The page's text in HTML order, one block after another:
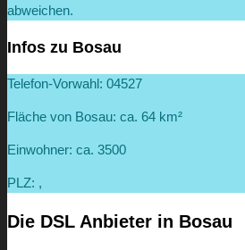
abweichen.
Infos zu Bosau
Telefon-Vorwahl: 04527
Fläche von Bosau: ca. 64 km²
Einwohner: ca. 3500
PLZ: ,
Die DSL Anbieter in Bosau